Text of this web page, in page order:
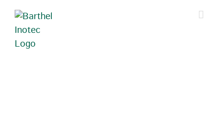
Inhalt
springen